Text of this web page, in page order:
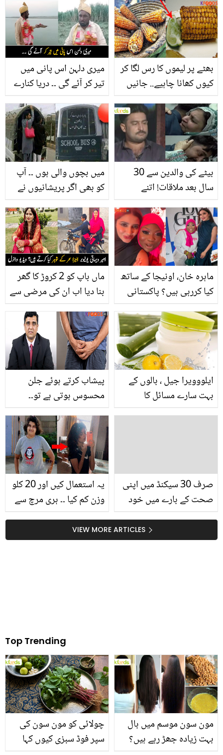
تحفہ ملنے پر اپنی خواہش
کا اظہار کردیا
انگیز فائدے جنھیں جان کر
آپ بھی ایسا کرنے پر
مجبور ہوجائیں گے
میری دلہن اس پانی میں
تیر کر آئے گی ۔۔ دریا کنارے
ہے جس کا کھانا پینا دریا
کے پاس ہوتا ہے؟
بھٹے پر لیموں کا رس لگا کر
کیوں کھانا چاہیے.. جانیں
کو کیا کیا فائدے حاصل
ہوتے ہیں؟
میں بچوں والی ہوں ۔۔ آپ
کو بھی اگر پریشانیوں نے
وائرل تصاویر کو ہماری نظر
سے جو چہرے پر مسکرہٹ
لے آئیں گی
بیٹے کی والدین سے 30
سال بعد ملاقات! اتنے
تھا؟ سن کر سب رو پڑے
ماں باپ کو 2 کروڑ کا گھر
بنا دیا اب ان کی مرضی سے
یوٹیوبر الیزا سحر کے شوہر
کون ہیں؟ ویڈیو
ماہرہ خان، اونیجا کے ساتھ
کیا کررہی ہیں؟ پاکستانی
والی اونیجا کی دلچسپ
ویڈیو نے مداحوں کو
حیران کر دیا
پیشاب کرتے ہوئے جلن
محسوس ہوتی ہے تو۔۔
کے مسائل سے نمٹنے کے لئے
ڈاکٹر نے کیا طریقے بتائے؟
ایلووویرا جیل ، بالوں کے
بہت سارے مسائل کا
یہ استعمال کیں اور 20 کلو
وزن کم کیا ۔۔ ہری مرچ سے
دلچسپ کہانی
صرف 30 سیکنڈ میں اپنی
صحت کے بارے میں خود
VIEW MORE ARTICLES
Top Trending
چولائی کو مون سون کی
سپر فوڈ سبزی کیوں کہا
مون سون موسم میں بال
بہت زیادہ جھڑ رہے ہیں؟